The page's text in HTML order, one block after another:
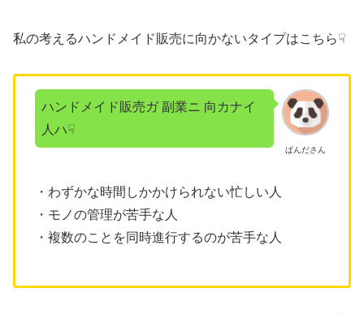
私の考えるハンドメイド販売に向かないタイプはこちら☟
ぱんださん
ハンドメイド販売ガ 副業ニ 向カナイ
人ハ☟
・わずかな時間しかかけられない忙しい人
・モノの管理が苦手な人
・複数のことを同時進行するのが苦手な人